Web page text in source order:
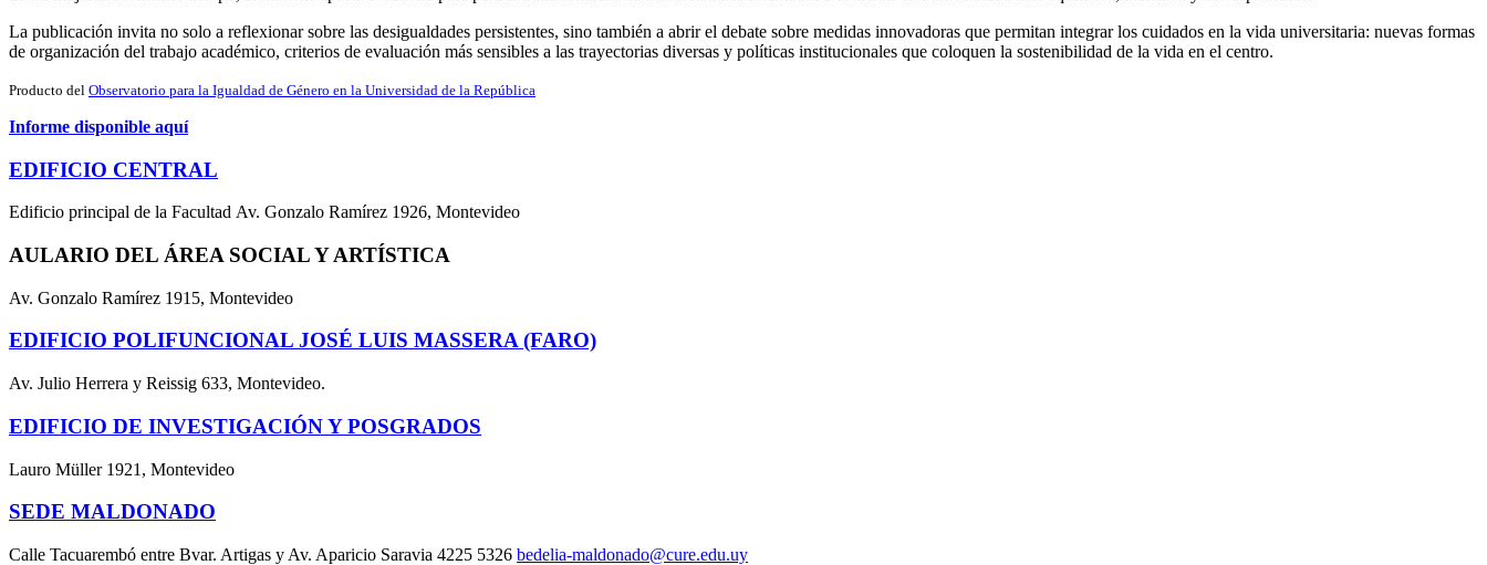
La publicación invita no solo a reflexionar sobre las desigualdades persistentes, sino también a abrir el debate sobre medidas innovadoras que permitan integrar los cuidados en la vida universitaria: nuevas formas
de organización del trabajo académico, criterios de evaluación más sensibles a las trayectorias diversas y políticas institucionales que coloquen la sostenibilidad de la vida en el centro.
Producto del Observatorio para la Igualdad de Género en la Universidad de la República
Informe disponible aquí
EDIFICIO CENTRAL
Edificio principal de la Facultad Av. Gonzalo Ramírez 1926, Montevideo
AULARIO DEL ÁREA SOCIAL Y ARTÍSTICA
Av. Gonzalo Ramírez 1915, Montevideo
EDIFICIO POLIFUNCIONAL JOSÉ LUIS MASSERA (FARO)
Av. Julio Herrera y Reissig 633, Montevideo.
EDIFICIO DE INVESTIGACIÓN Y POSGRADOS
Lauro Müller 1921, Montevideo
SEDE MALDONADO
Calle Tacuarembó entre Bvar. Artigas y Av. Aparicio Saravia 4225 5326 bedelia-maldonado@cure.edu.uy